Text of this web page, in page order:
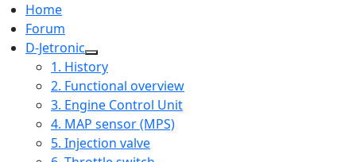
Home
Forum
D-Jetronic
1. History
2. Functional overview
3. Engine Control Unit
4. MAP sensor (MPS)
5. Injection valve